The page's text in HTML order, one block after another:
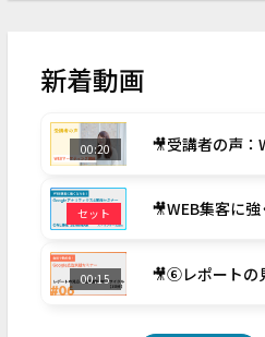
新着動画
00:20
セット
00:15